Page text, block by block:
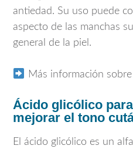
antiedad. Su uso puede
aspecto de las manchas
general de la piel.
Más información sobre
Ácido glicólico
mejorar el tono
El ácido glicólico es un